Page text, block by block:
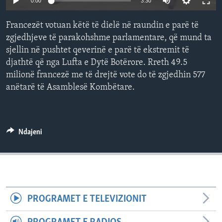
INTERVISTA
DITARI
Francezët votuan këtë të dielë në raundin e parë të
zgjedhjeve të parakohshme parlamentare, që mund ta
sjellin në pushtet qeverinë e parë të ekstremit të
djathtë që nga Lufta e Dytë Botërore. Rreth 49.5
milionë francezë me të drejtë vote do të zgjedhin 577
anëtarë të Asamblesë Kombëtare.
Ndajeni
PROGRAMET E TELEVIZIONIT